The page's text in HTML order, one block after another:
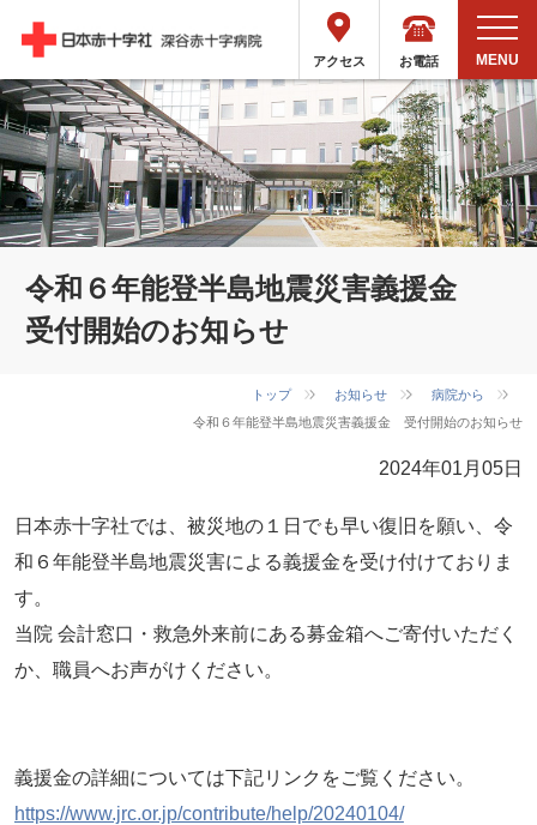
アクセス お電話
令和６年能登半島地震災害義援金
受付開始のお知らせ
トップ お知らせ
病院から
令和６年能登半島地震災害義援金 受付開始のお知らせ
2024年01月05日
日本赤十字社では、被災地の１日でも早い復旧を願い、令
和６年能登半島地震災害による義援金を受け付けておりま
す。
当院 会計窓口・救急外来前にある募金箱へご寄付いただく
か、職員へお声がけください。
義援金の詳細については下記リンクをご覧ください。
https://www.jrc.or.jp/contribute/help/20240104/